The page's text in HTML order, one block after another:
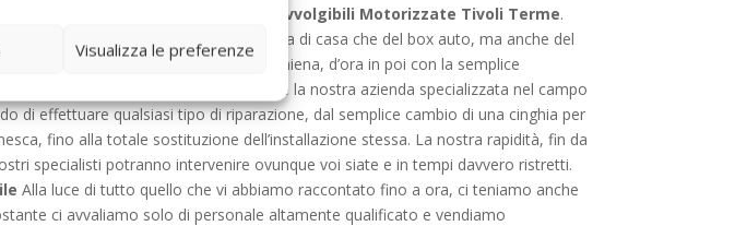
Visualizza le preferenze
rivolgervi a noi specialisti delle
Avvolgibili Motorizzate Tivoli Terme.
serrande a cinghia o a contrappeso sia di casa che del box auto, ma anche del
addio alla fatica o ai dolori alla schiena, d’ora in poi con la semplice
salirà e scenderà da sola. I tecnici che la nostra azienda specializzata nel campo
di effettuare qualsiasi tipo di riparazione, dal semplice cambio di una cinghia per
fino alla totale sostituzione dell’installazione stessa. La nostra rapidità, fin da
specialisti potranno intervenire ovunque voi siate e in tempi davvero ristretti.
Alla luce di tutto quello che vi abbiamo raccontato fino a ora, ci teniamo anche
ci avvaliamo solo di personale altamente qualificato e vendiamo